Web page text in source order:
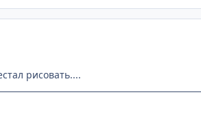
рисовать....